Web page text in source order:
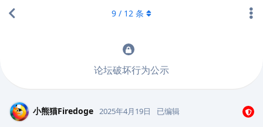
论坛破坏行为公示
9 / 12 条
小熊猫Firedoge 2025年4月19日 已编辑